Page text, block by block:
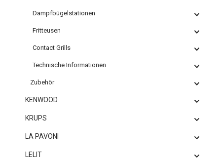
Dampfbügelstationen
Fritteusen
Contact Grills
Technische Informationen
Zubehör
KENWOOD
KRUPS
LA PAVONI
LELIT